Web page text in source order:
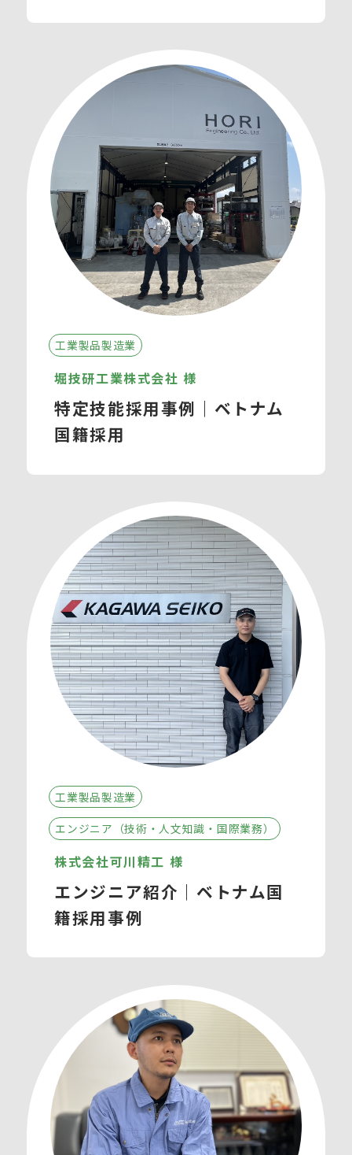
工業製品製造業
堀技研工業株式会社 様
特定技能採用事例｜ベトナム
国籍採用
工業製品製造業
エンジニア（技術・人文知識・国際業務）
株式会社可川精工 様
エンジニア紹介｜ベトナム国
籍採用事例